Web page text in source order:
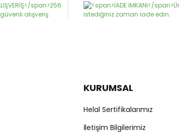
KURUMSAL
Helal Sertifikalarımız
İletişim Bilgilerimiz